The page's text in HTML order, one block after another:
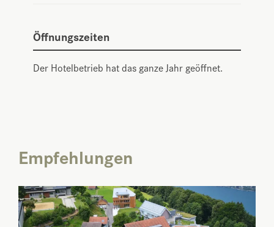
Öffnungszeiten
Der Hotelbetrieb hat das ganze Jahr geöffnet.
Empfehlungen